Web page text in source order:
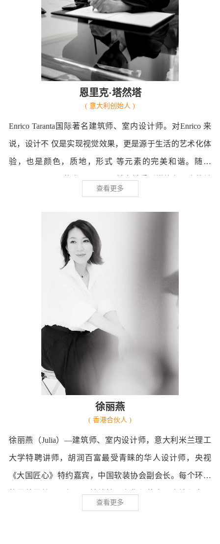
恩里克·塔然塔
( 意大利创始人 )
Enrico Taranta国际著名建筑师、室内设计师。对Enrico 来
说，设计不 仅是实现视觉效果，更是源于生活的艺术化体
验，也是颜色，质地，形式 等元素的完美和谐。随着
Taranta Creations的发展，Enrico越来越受到媒体和公众的关
注，做过高校教师的他，活跃在商业和学术领域，并对中
国的高端室内设计领域产生了巨大的影响。公司在中国、
欧洲和东南亚完成了诸多项目。Enrico的每一个设计都源于
场所的特性,以文化为载体，生活居住习惯及商业环境为宗
旨，结合他独特的设计感，为客户创造出诸多有灵魂，有
查看更多
徐丽燕
( 香港合伙人 )
徐丽燕（Julia）—建筑师、室内设计师，意大利米兰理工
大学特聘讲师，胡润百富最受青睐的华人设计师，央视
《大国匠心》特约嘉宾，中国软装协会副会长。每个环节
的尽善尽美。环保及可持续性，奢华与艺术，高端与实用
师，诸多设计曾在国际国内屡获殊荣。对场所的尊重，国
查看更多